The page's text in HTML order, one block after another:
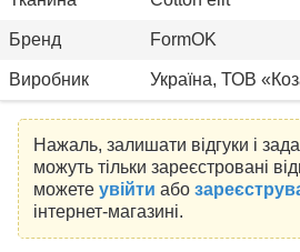
Бренд FormOK
Виробник Україна, ТОВ
Нажаль, залишати відгуки і
можуть тільки зареєстровані
можете увійти або
інтернет-магазині.